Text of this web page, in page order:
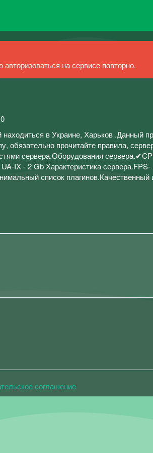
на сервисе повторно.
находиться в Украине, Харьков .Данный
обязательно прочитайте правила,
сервера.Оборудования
IX - 2 Gb Характеристика сервера.FPS-
список плагинов.Качественный
соглашение